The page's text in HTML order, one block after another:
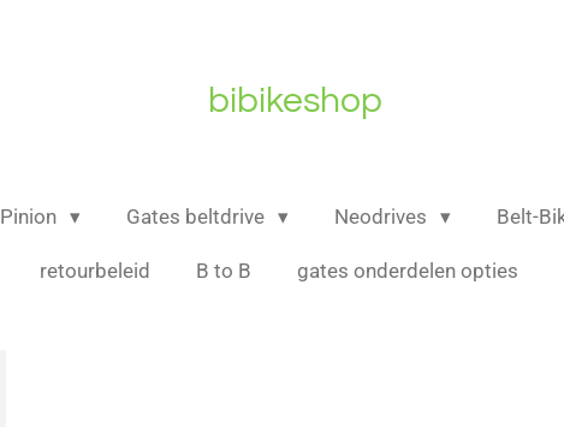
bibikeshop
Pinion Gates beltdrive Neodrives Belt-
retourbeleid B to B gates onderdelen opties